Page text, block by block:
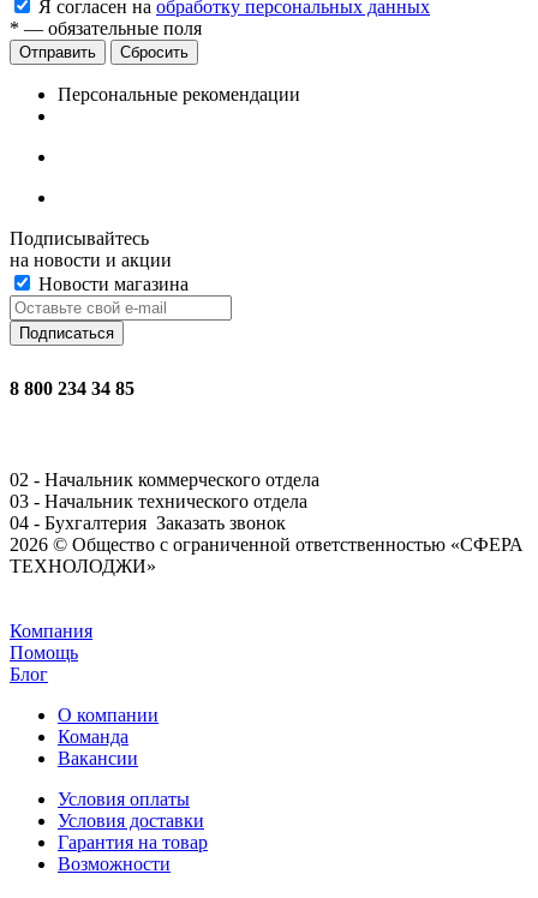
Я согласен на обработку персональных данных
* — обязательные поля
Сбросить
Персональные рекомендации
Подписывайтесь
на новости и акции
Новости магазина
8 800 234 34 85
02 - Начальник коммерческого отдела
03 - Начальник технического отдела
04 - Бухгалтерия Заказать звонок
2026 © Общество с ограниченной ответственностью «СФЕРА
ТЕХНОЛОДЖИ»
Компания
Помощь
Блог
О компании
Команда
Вакансии
Условия оплаты
Условия доставки
Гарантия на товар
Возможности